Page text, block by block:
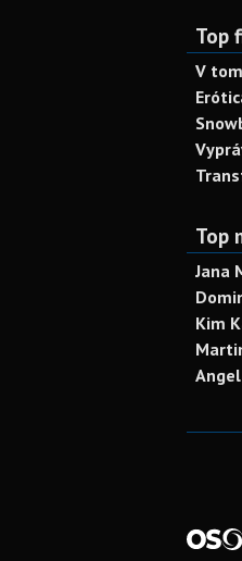
Top
V
Top
Jana
Kim